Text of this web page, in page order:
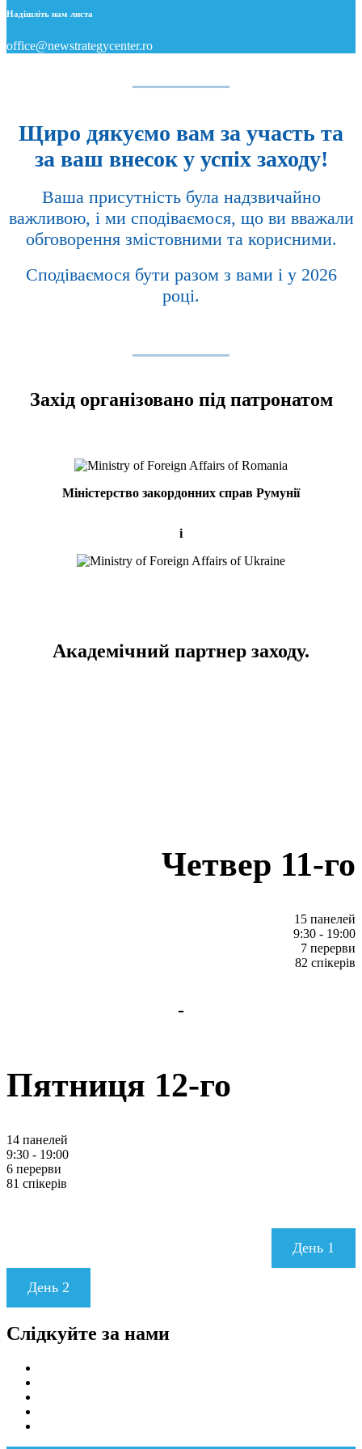
Надішліть нам листа
office@newstrategycenter.ro
Щиро дякуємо вам за участь та
за ваш внесок у успіх заходу!
Ваша присутність була надзвичайно
важливою, і ми сподіваємося, що ви вважали
обговорення змістовними та корисними.
Сподіваємося бути разом з вами і у 2026
році.
Захід організовано під патронатом
Міністерство закордонних справ Румунії
і
Академічний партнер заходу.
Четвер 11-го
15 панелей
9:30 - 19:00
7 перерви
82 спікерів
-
Пятниця 12-го
14 панелей
9:30 - 19:00
6 перерви
81 спікерів
День 1
День 2
Слідкуйте за нами